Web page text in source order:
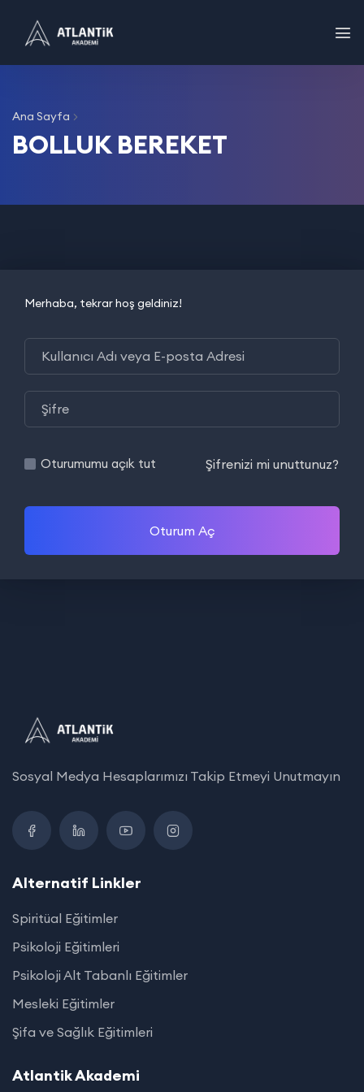
Ana Sayfa
BOLLUK BEREKET
Merhaba, tekrar hoş geldiniz!
Oturumumu açık tut Şifrenizi mi unuttunuz?
Oturum Aç
Sosyal Medya Hesaplarımızı Takip Etmeyi Unutmayın
Alternatif Linkler
Spiritüal Eğitimler
Psikoloji Eğitimleri
Psikoloji Alt Tabanlı Eğitimler
Mesleki Eğitimler
Şifa ve Sağlık Eğitimleri
Atlantik Akademi